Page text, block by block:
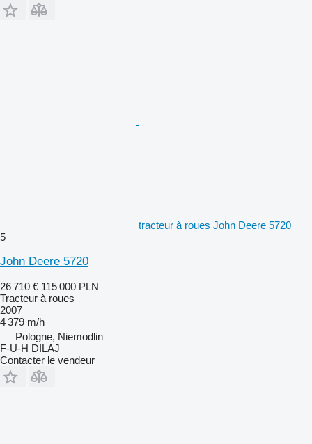
tracteur à roues John Deere 5720
5
John Deere 5720
26 710 € 115 000 PLN
Tracteur à roues
2007
4 379 m/h
Pologne, Niemodlin
F-U-H DILAJ
Contacter le vendeur